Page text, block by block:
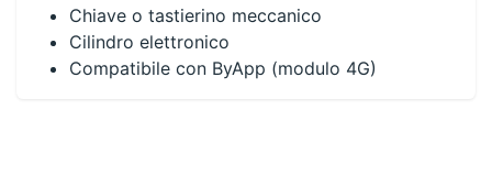
Chiave o tastierino meccanico
Cilindro elettronico
Compatibile con ByApp (modulo 4G)